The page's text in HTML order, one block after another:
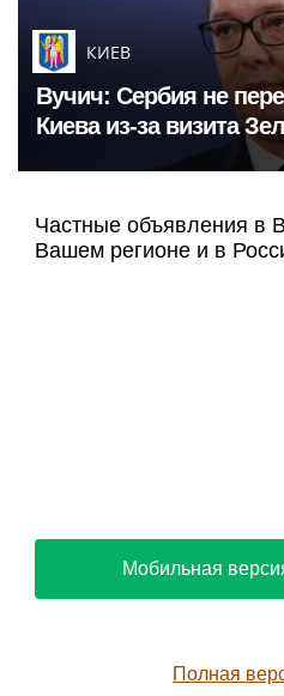
КИЕВ
Вучич: Сербия не
Киева из-за визита
Частные объявления в
Вашем регионе и в
Мобильная
Полная